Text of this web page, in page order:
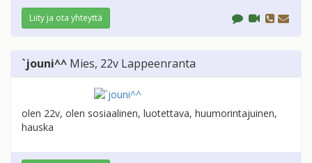
Liity ja ota yhteyttä
`jouni^^ Mies, 22v Lappeenranta
olen 22v, olen sosiaalinen, luotettava, huumorintajuinen,
hauska